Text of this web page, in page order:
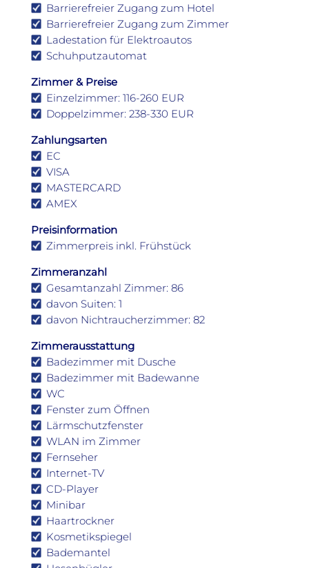
Barrierefreier Zugang zum Hotel
Barrierefreier Zugang zum Zimmer
Ladestation für Elektroautos
Schuhputzautomat
Zimmer & Preise
Einzelzimmer: 116-260 EUR
Doppelzimmer: 238-330 EUR
Zahlungsarten
EC
VISA
MASTERCARD
AMEX
Preisinformation
Zimmerpreis inkl. Frühstück
Zimmeranzahl
Gesamtanzahl Zimmer: 86
davon Suiten: 1
davon Nichtraucherzimmer: 82
Zimmerausstattung
Badezimmer mit Dusche
Badezimmer mit Badewanne
WC
Fenster zum Öffnen
Lärmschutzfenster
WLAN im Zimmer
Fernseher
Internet-TV
CD-Player
Minibar
Haartrockner
Kosmetikspiegel
Bademantel